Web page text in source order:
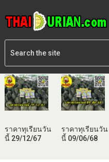
ราคาทุเรียนวัน
นี้ 29/12/67
ราคาทุเรียนวัน
นี้ 09/06/68